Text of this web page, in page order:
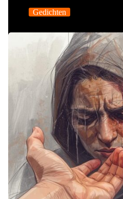
Gedichten